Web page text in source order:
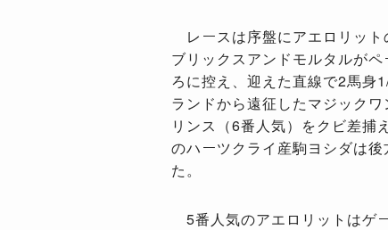
レースは序盤にアエロリッ
ブリックスアンドモルタルが
ろに控え、迎えた直線で2馬身
ランドから遠征したマジック
リンス（6番人気）をクビ差捕
のハーツクライ産駒ヨシダは
た。
5番人気のアエロリットはゲ